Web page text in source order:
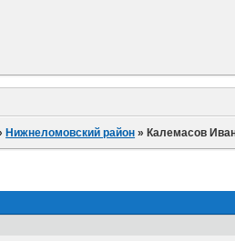
Нижнеломовский район » Калемасов